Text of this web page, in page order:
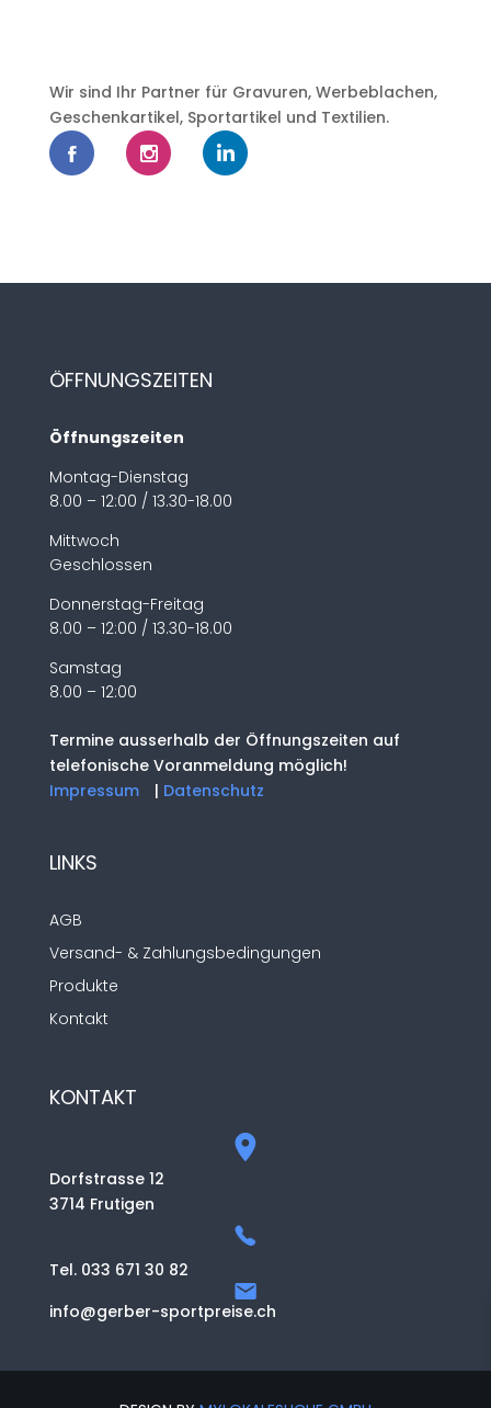
Wir sind Ihr Partner für Gravuren, Werbeblachen,
Geschenkartikel, Sportartikel und Textilien.
ÖFFNUNGSZEITEN
Öffnungszeiten
Montag-Dienstag
8.00 – 12:00 / 13.30-18.00
Mittwoch
Geschlossen
Donnerstag-Freitag
8.00 – 12:00 / 13.30-18.00
Samstag
8.00 – 12:00
Termine ausserhalb der Öffnungszeiten auf
telefonische Voranmeldung möglich!
Impressum
| Datenschutz
LINKS
AGB
Versand- & Zahlungsbedingungen
Produkte
Kontakt
KONTAKT
Dorfstrasse 12
3714 Frutigen
Tel. 033 671 30 82
info@gerber-sportpreise.ch